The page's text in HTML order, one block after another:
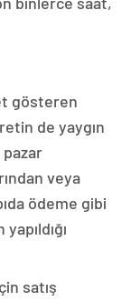
gösteren
de yaygın
pazar
veya
ödeme gibi
satış